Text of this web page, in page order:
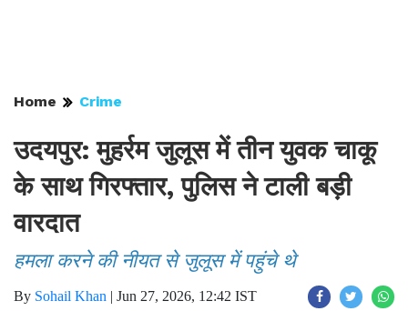
Home Crime
उदयपुर: मुहर्रम जुलूस में तीन युवक चाकू
के साथ गिरफ्तार, पुलिस ने टाली बड़ी
वारदात
हमला करने की नीयत से जुलूस में पहुंचे थे
By Sohail Khan | Jun 27, 2026, 12:42 IST